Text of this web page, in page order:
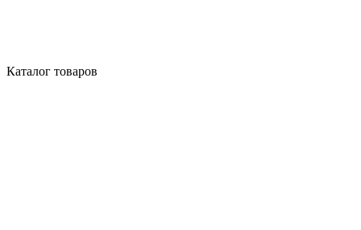
Каталог товаров